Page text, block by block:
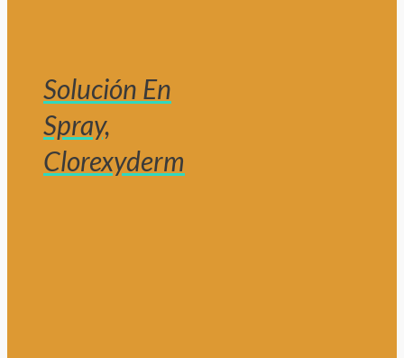
Solución En
Spray,
Clorexyderm